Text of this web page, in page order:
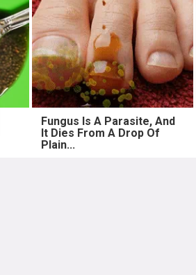
Fungus Is A Parasite, And
It Dies From A Drop Of
Plain...